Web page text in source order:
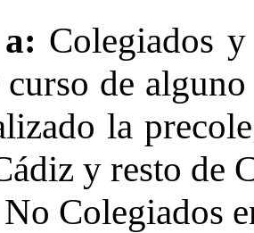
Colegiados
de
la
y resto de
Colegiados